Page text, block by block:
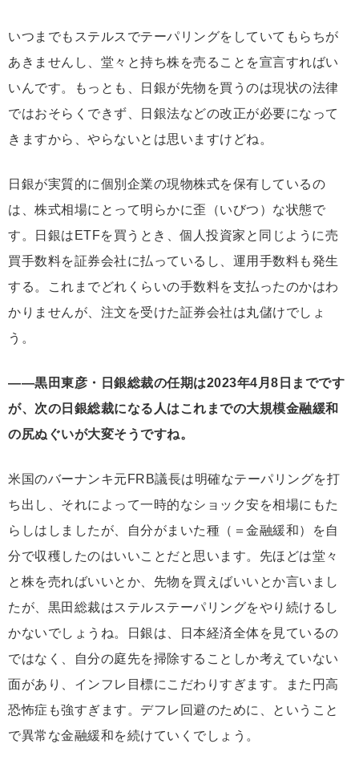
いつまでもステルスでテーパリングをしていてもらちが
あきませんし、堂々と持ち株を売ることを宣言すればい
いんです。もっとも、日銀が先物を買うのは現状の法律
ではおそらくできず、日銀法などの改正が必要になって
きますから、やらないとは思いますけどね。
日銀が実質的に個別企業の現物株式を保有しているの
は、株式相場にとって明らかに歪（いびつ）な状態で
す。日銀はETFを買うとき、個人投資家と同じように売
買手数料を証券会社に払っているし、運用手数料も発生
する。これまでどれくらいの手数料を支払ったのかはわ
かりませんが、注文を受けた証券会社は丸儲けでしょ
う。
――黒田東彦・日銀総裁の任期は2023年4月8日までです
が、次の日銀総裁になる人はこれまでの大規模金融緩和
の尻ぬぐいが大変そうですね。
米国のバーナンキ元FRB議長は明確なテーパリングを打
ち出し、それによって一時的なショック安を相場にもた
らしはしましたが、自分がまいた種（＝金融緩和）を自
分で収穫したのはいいことだと思います。先ほどは堂々
と株を売ればいいとか、先物を買えばいいとか言いまし
たが、黒田総裁はステルステーパリングをやり続けるし
かないでしょうね。日銀は、日本経済全体を見ているの
ではなく、自分の庭先を掃除することしか考えていない
面があり、インフレ目標にこだわりすぎます。また円高
恐怖症も強すぎます。デフレ回避のために、ということ
で異常な金融緩和を続けていくでしょう。